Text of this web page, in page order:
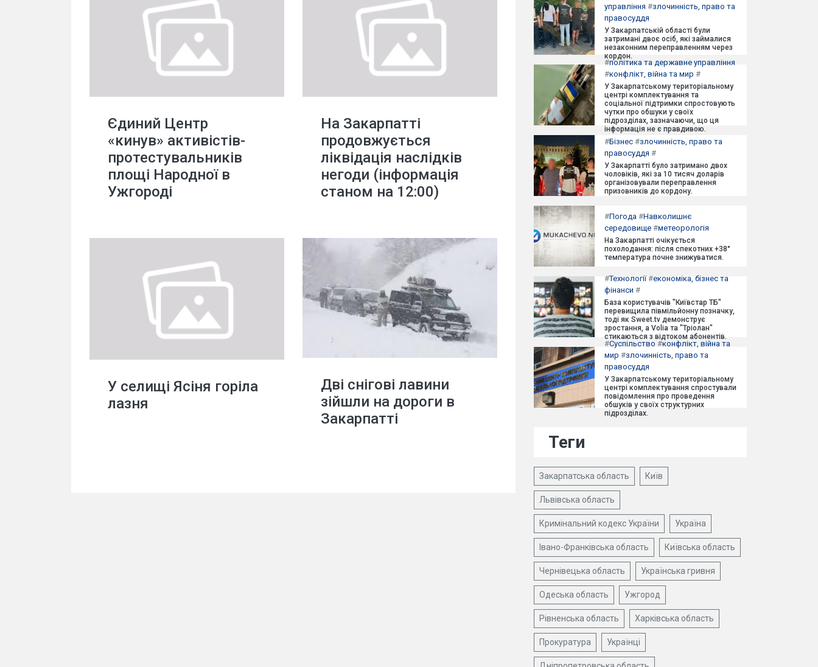
Єдиний Центр
«кинув» активістів-
протестувальників
площі Народної в
Ужгороді
На Закарпатті
продовжується
ліквідація наслідків
негоди (інформація
станом на 12:00)
У селищі Ясіня горіла
лазня
Дві снігові лавини
зійшли на дороги в
Закарпатті
управління #злочинність, право та
правосуддя
У Закарпатській області були
затримані двоє осіб, які займалися
незаконним переправленням через
кордон.
#політика та державне управління
#конфлікт, війна та мир #
У Закарпатському територіальному
центрі комплектування та
соціальної підтримки спростовують
чутки про обшуки у своїх
підрозділах, зазначаючи, що ця
інформація не є правдивою.
#Бізнес #злочинність, право та
правосуддя #
У Закарпатті було затримано двох
чоловіків, які за 10 тисяч доларів
організовували переправлення
призовників до кордону.
#Погода #Навколишнє
середовище #метеорологія
На Закарпатті очікується
похолодання: після спекотних +38°
температура почне знижуватися.
#Технології#економіка, бізнес та
фінанси #
База користувачів "Київстар ТБ"
перевищила півмільйонну позначку,
тоді як Sweet.tv демонструє
зростання, а Volia та "Тріолан"
стикаються з відтоком абонентів.
#Суспільство #конфлікт, війна та
мир #злочинність, право та
правосуддя
У Закарпатському територіальному
центрі комплектування спростували
повідомлення про проведення
обшуків у своїх структурних
підрозділах.
Теги
Закарпатська область Київ
Львівська область
Кримінальний кодекс України Україна
Івано-Франківська область Київська область
Чернівецька область Українська гривня
Одеська область Ужгород
Рівненська область Харківська область
Прокуратура Українці